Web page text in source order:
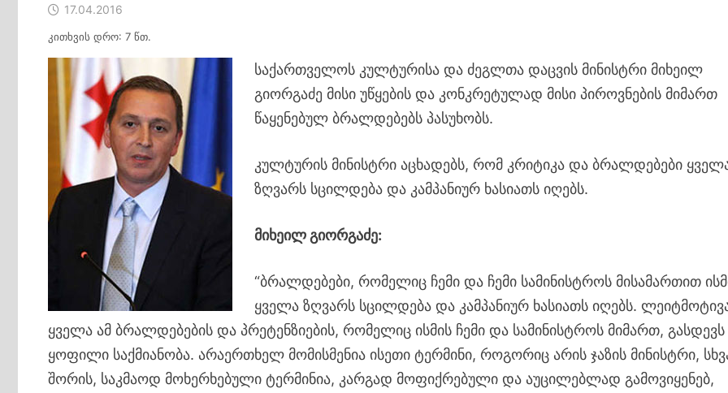
17.04.2016
კითხვის დრო: 7 წთ.
საქართველოს კულტურისა და ძეგლთა დაცვის მინისტრი მიხეილ
გიორგაძე მისი უწყების და კონკრეტულად მისი პიროვნების მიმართ
წაყენებულ ბრალდებებს პასუხობს.
კულტურის მინისტრი აცხადებს, რომ კრიტიკა და ბრალდებები
ზღვარს სცილდება და კამპანიურ ხასიათს იღებს.
მიხეილ გიორგაძე:
“ბრალდებები, რომელიც ჩემი და ჩემი სამინისტროს მისამართით
ყველა ზღვარს სცილდება და კამპანიურ ხასიათს იღებს.
ყველა ამ ბრალდებების და პრეტენზიების, რომელიც ისმის ჩემი და სამინისტროს მიმართ, გასდევს
ყოფილი საქმიანობა. არაერთხელ მომისმენია ისეთი ტერმინი, როგორიც არის ჯაზის მინისტრი,
შორის, საკმაოდ მოხერხებული ტერმინია, კარგად მოფიქრებული და აუცილებლად გამოვიყენებ,